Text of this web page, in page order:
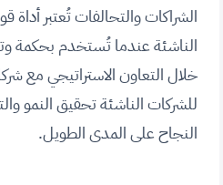
الشراكات والتحالفات تُعتبر أداة
الناشئة عندما تُستخدم
خلال التعاون الاستراتيجي مع
للشركات الناشئة تحقيق النمو
النجاح على المدى الطويل.